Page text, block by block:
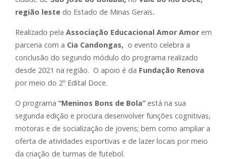
região leste do Estado de Minas Gerais.
Realizado pela Associação Educacional Amor Amor em
parceria com a Cia Candongas, o evento celebra a
conclusão do segundo módulo do programa realizado
desde 2021 na região. O apoio é da Fundação Renova
por meio do 2º Edital Doce.
O programa “Meninos Bons de Bola” está na sua
segunda edição e procura desenvolver funções cognitivas,
motoras e de socialização de jovens; bem como ampliar a
oferta de atividades esportivas e de lazer locais por meio
da criação de turmas de futebol.